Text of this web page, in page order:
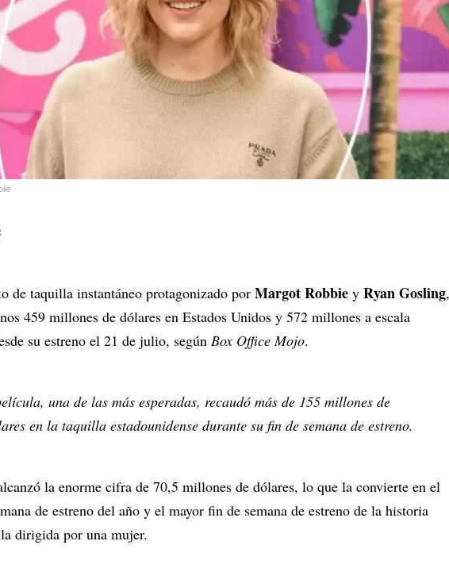
de taquilla instantáneo protagonizado por Margot Robbie y Ryan Gosling,
459 millones de dólares en Estados Unidos y 572 millones a escala
su estreno el 21 de julio, según Box Office Mojo.
una de las más esperadas, recaudó más de 155 millones de
en la taquilla estadounidense durante su fin de semana de estreno.
la enorme cifra de 70,5 millones de dólares, lo que la convierte en el
de estreno del año y el mayor fin de semana de estreno de la historia
dirigida por una mujer.